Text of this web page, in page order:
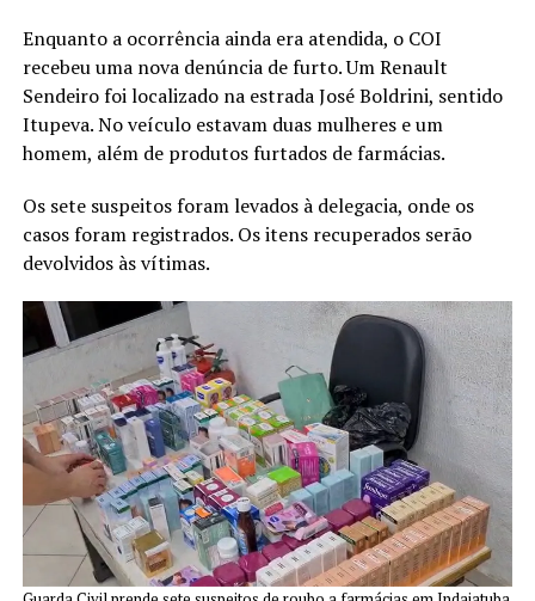
Enquanto a ocorrência ainda era atendida, o COI
recebeu uma nova denúncia de furto. Um Renault
Sendeiro foi localizado na estrada José Boldrini, sentido
Itupeva. No veículo estavam duas mulheres e um
homem, além de produtos furtados de farmácias.
Os sete suspeitos foram levados à delegacia, onde os
casos foram registrados. Os itens recuperados serão
devolvidos às vítimas.